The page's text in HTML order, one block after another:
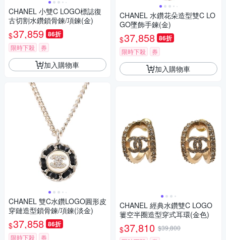
CHANEL 小雙C LOGO標誌復
古切割水鑽鎖骨鍊/項鍊(金)
$37,859 86折
限時下殺 券
加入購物車
CHANEL 雙C水鑽LOGO圓形皮
穿鏈造型鎖骨鍊/項鍊(淡金)
$37,858 86折
限時下殺 券
CHANEL 水鑽花朵造型雙C LO
GO墜飾手鍊(金)
$37,858 86折
限時下殺 券
加入購物車
CHANEL 經典水鑽雙C LOGO
簍空半圈造型穿式耳環(金色)
$37,810 $39,800